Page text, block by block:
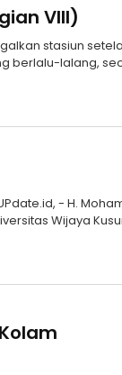
VIII)
stasiun
berlalu-lalang,
- H.
Wijaya